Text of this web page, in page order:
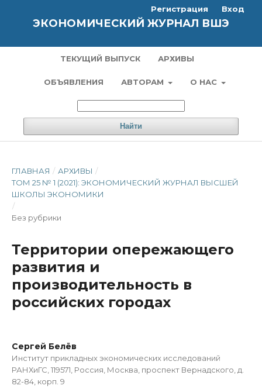
ЭКОНОМИЧЕСКИЙ ЖУРНАЛ ВШЭ
ТЕКУЩИЙ ВЫПУСК АРХИВЫ
ОБЪЯВЛЕНИЯ АВТОРАМ О НАС
Найти
Регистрация Вход
ГЛАВНАЯ / АРХИВЫ /
ТОМ 25 № 1 (2021): ЭКОНОМИЧЕСКИЙ ЖУРНАЛ ВЫСШЕЙ
ШКОЛЫ ЭКОНОМИКИ
/
Без рубрики
Территории опережающего
развития и
производительность в
российских городах
Сергей Белёв
Институт прикладных экономических исследований
РАНХиГС, 119571, Россия, Москва, проспект Вернадского, д.
82-84, корп. 9